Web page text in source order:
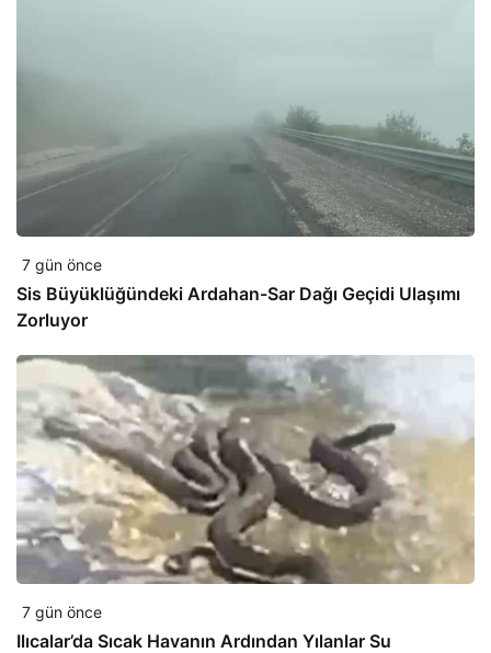
7 gün önce
Sis Büyüklüğündeki Ardahan-Sar Dağı Geçidi Ulaşımı
Zorluyor
7 gün önce
Ilıcalar’da Sıcak Havanın Ardından Yılanlar Su